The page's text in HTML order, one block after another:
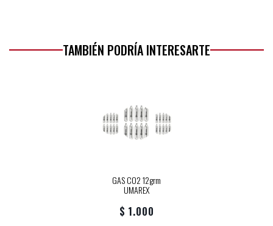
TAMBIÉN PODRÍA INTERESARTE
GAS CO2 12grm
UMAREX
$ 1.000